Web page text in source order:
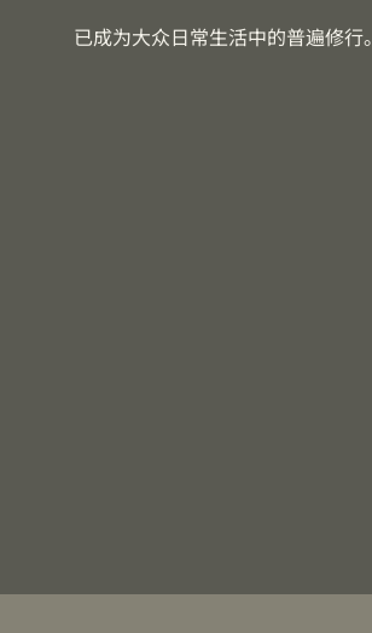
已成为大众日常生活中的普遍修行。